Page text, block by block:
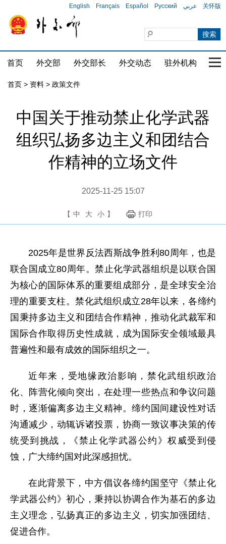
English Français Español Русский عربي 关怀版
首页 外交部 外交部长 外交动态 驻外机构 国
首页 > 资料 > 政策文件
中国关于推动禁止化学武器
组织弘扬多边主义和团结合
作精神的立场文件
2025-11-25 15:07
【 中 大 小 】 打印
2025年是世界反法西斯战争胜利80周年，也是
联合国成立80周年。禁止化学武器组织是以联合国
为核心的国际体系的重要组成部分，是全球安全治
理的重要支柱。禁化武组织成立28年以来，各缔约
国秉持多边主义和团结合作精神，推动化武裁军和
国际合作取得历史性成就，成为国际安全领域最具
普遍性和最有成效的国际组织之一。
近年来，受地缘政治影响，禁化武组织政治
化、阵营化倾向突出，在处理一些热点和争议问题
时，逐渐偏离多边主义精神。缔约国间建设性对话
沟通减少，动辄诉诸投票，协商一致议事决策的传
统受到挑战，《禁止化学武器公约》权威受到侵
蚀，广大缔约国对此深感担忧。
在此背景下，中方倡议各缔约国坚守《禁止化
学武器公约》初心，秉持以协调合作为基石的多边
主义理念，弘扬真正的多边主义，切实加强团结、
促进合作。